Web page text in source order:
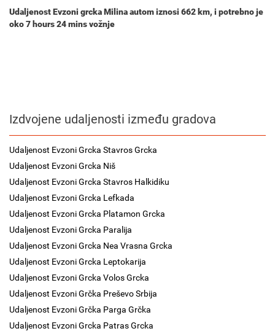
Udaljenost Evzoni grcka Milina autom iznosi 662 km, i potrebno je
oko7 hours 24 minsvožnje
Izdvojene udaljenosti između gradova
Udaljenost Evzoni Grcka Stavros Grcka
Udaljenost Evzoni Grcka Niš
Udaljenost Evzoni Grcka Stavros Halkidiku
Udaljenost Evzoni Grcka Lefkada
Udaljenost Evzoni Grcka Platamon Grcka
Udaljenost Evzoni Grcka Paralija
Udaljenost Evzoni Grcka Nea Vrasna Grcka
Udaljenost Evzoni Grcka Leptokarija
Udaljenost Evzoni Grcka Volos Grcka
Udaljenost Evzoni Grčka Preševo Srbija
Udaljenost Evzoni Grčka Parga Grčka
Udaljenost Evzoni Grcka Patras Grcka